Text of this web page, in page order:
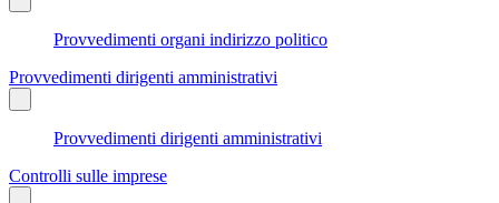
Provvedimenti organi indirizzo politico
Provvedimenti dirigenti amministrativi
Provvedimenti dirigenti amministrativi
Controlli sulle imprese